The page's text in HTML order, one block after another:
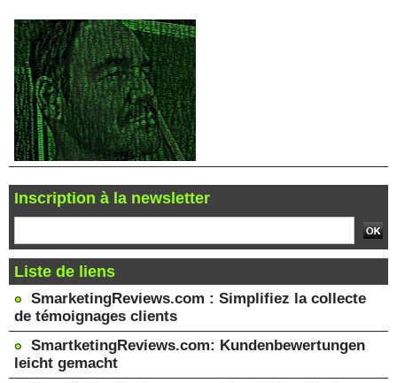
Inscription à la newsletter
Liste de liens
SmarketingReviews.com : Simplifiez la collecte
de témoignages clients
SmartketingReviews.com: Kundenbewertungen
leicht gemacht